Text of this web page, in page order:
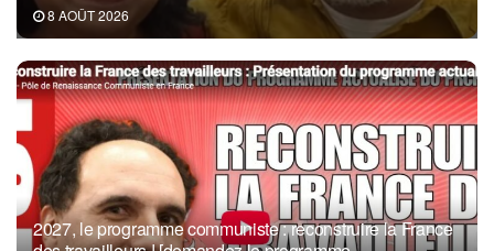
8 AOÛT 2026
2027, le programme communiste : reconstruire la France